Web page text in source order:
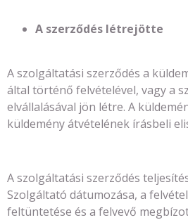
A szerződés létrejötte
A szolgáltatási szerződés a
által történő felvételével, vagy a
elvállalásával jön létre. A
küldemény átvételének írásbeli
A szolgáltatási szerződés
Szolgáltató dátumozása, a
feltüntetése és a felvevő